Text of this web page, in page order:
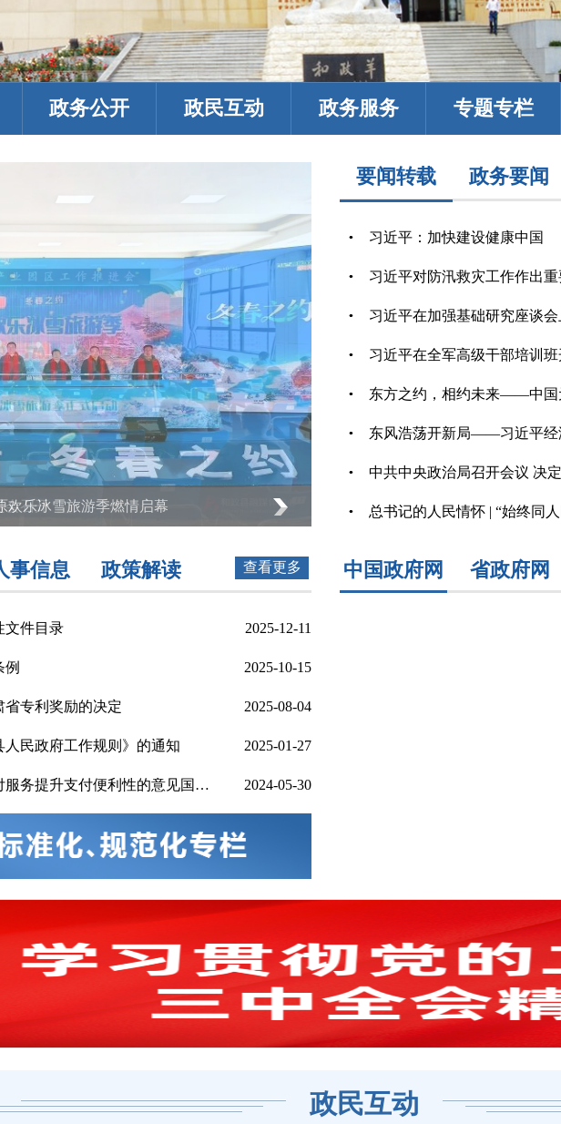
政务公开 政民互动 政务服务 专题专栏
会召开
要闻转载 政务要闻
习近平：加快建设健康中国
习近平对防汛救灾工作作出
习近平在全军高级干部培训
东方之约，相约未来——中国
东风浩荡开新局——习近平经
总书记的人民情怀 | “始终同
事信息 政策解读 查看更多
文件目录 2025-12-11
例 2025-10-15
省专利奖励的决定 2025-08-04
民政府工作规则》的通知 2025-01-27
国务院办公厅关于进一步优化支付服务提升支付便利性的意见国办发〔2024〕10号 2024-05-30
中国政府网 省政府网
政民互动